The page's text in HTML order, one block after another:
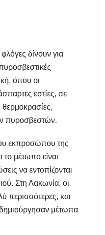
δίνουν για
όπου οι
εστίες, σε
πυροσβεστών.
εκπροσώπου της
μέτωπο είναι
να εντοπίζονται
Στη Λακωνία, οι
περισσότερες, και
μέτωπα